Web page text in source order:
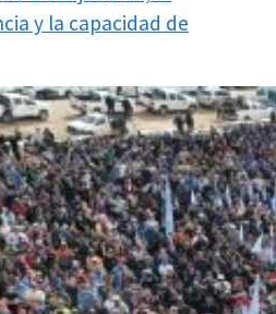
y la capacidad de